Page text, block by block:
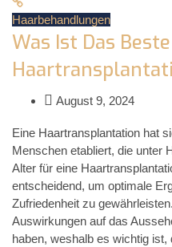
Haarbehandlungen
Was Ist Das
August 9, 2024
Eine Haartransplantation hat
Menschen etabliert, die unter
Alter für eine
entscheidend, um optimale
Zufriedenheit zu
Auswirkungen auf das
haben, weshalb es wichtig ist,